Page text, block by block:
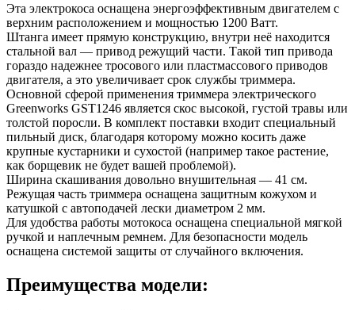
Эта электрокоса оснащена энергоэффективным двигателем с
верхним расположением и мощностью 1200 Ватт.
Штанга имеет прямую конструкцию, внутри неё находится
стальной вал — привод режущий части. Такой тип привода
гораздо надежнее тросового или пластмассового приводов
двигателя, а это увеличивает срок службы триммера.
Основной сферой применения триммера электрического
Greenworks GST1246 является скос высокой, густой травы или
толстой поросли. В комплект поставки входит специальный
пильный диск, благодаря которому можно косить даже
крупные кустарники и сухостой (например такое растение,
как борщевик не будет вашей проблемой).
Ширина скашивания довольно внушительная — 41 см.
Режущая часть триммера оснащена защитным кожухом и
катушкой с автоподачей лески диаметром 2 мм.
Для удобства работы мотокоса оснащена специальной мягкой
ручкой и наплечным ремнем. Для безопасности модель
оснащена системой защиты от случайного включения.
Преимущества модели: